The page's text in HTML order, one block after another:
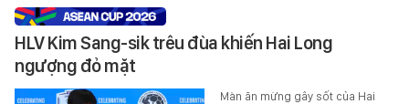
HLV Kim Sang-sik trêu đùa khiến Hai Long
ngượng đỏ mặt
Màn ăn mừng gây sốt của Hai